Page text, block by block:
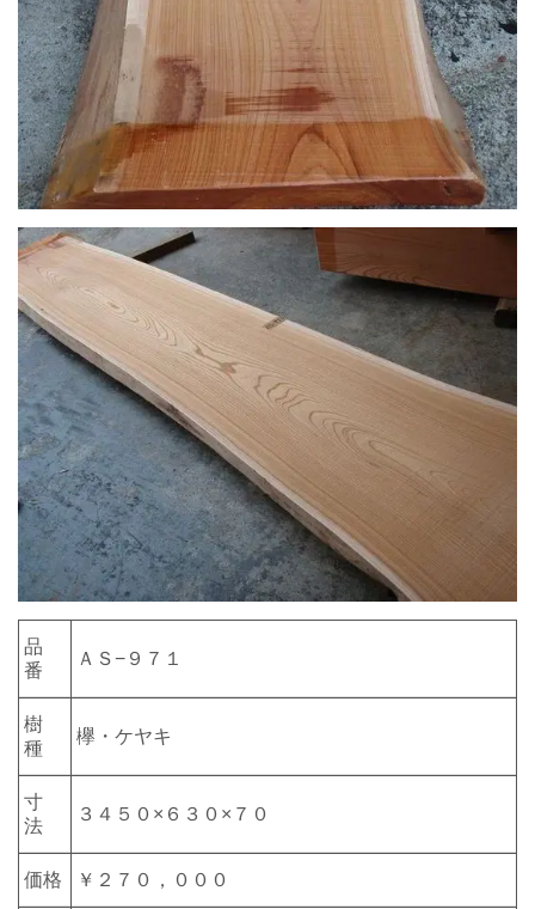
品
番
ＡＳ−９７１
樹
種
欅・ケヤキ
寸
法
３４５０×６３０×７０
価格 ￥２７０，０００